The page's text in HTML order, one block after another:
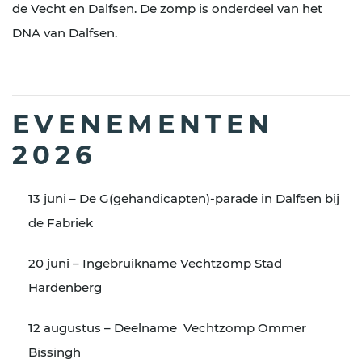
de Vecht en Dalfsen. De zomp is onderdeel van het
DNA van Dalfsen.
EVENEMENTEN
2026
13 juni – De G(gehandicapten)-parade in Dalfsen bij
de Fabriek
20 juni – Ingebruikname Vechtzomp Stad
Hardenberg
12 augustus – Deelname Vechtzomp Ommer
Bissingh